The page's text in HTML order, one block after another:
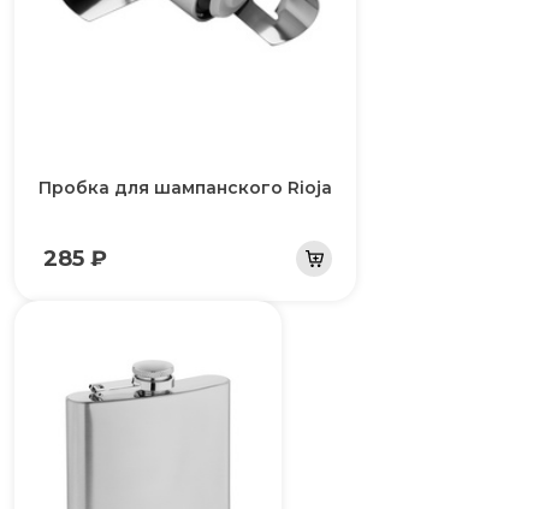
Пробка для шампанского Rioja
285 ₽